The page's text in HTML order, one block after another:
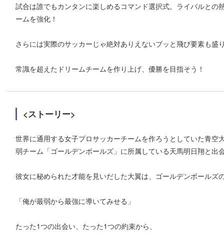
試合は誰でもカンタンに楽しめるコマンド選択式。ライバルとの
ームを強化！
さらには実際のサッカーじゃ絶対ありえないブッと飛び要素も盛
常識を超えたドリームチームを作り上げ、優勝を目指そう！
<ストーリー>
世界に通用する女子プロサッカーチームを作ろうとしていた青
弱チーム「ゴールデンボールズ」に所属している天馬明日翔と出
彼女に秘められた才能を見いだした大翼は、ゴールデンボールズ
「俺が最弱から最強に導いてみせる」
たった1つの出会い、たった1つの約束から、